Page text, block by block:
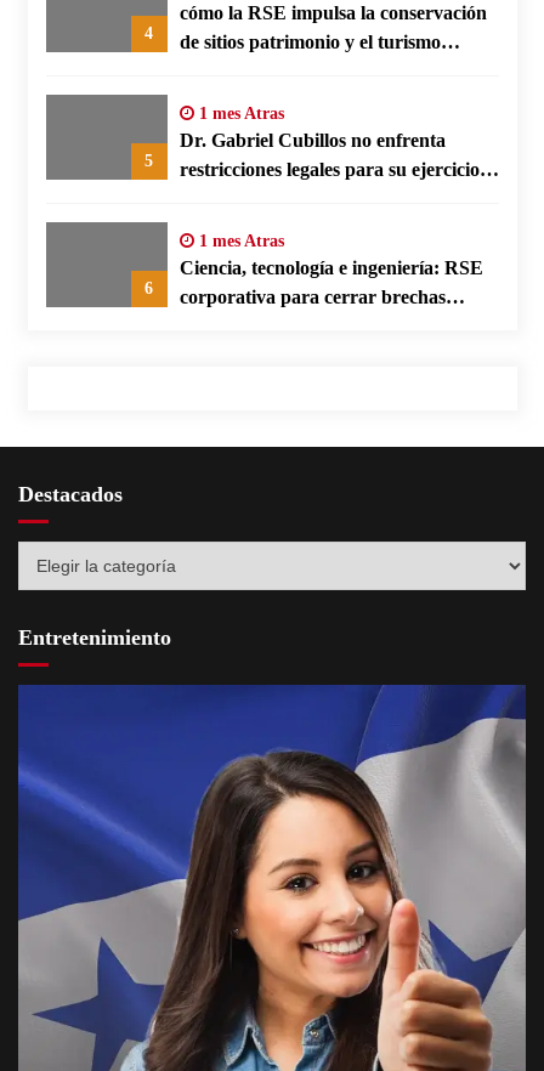
4
cómo la RSE impulsa la conservación
de sitios patrimonio y el turismo
5
1 mes Atras
Dr. Gabriel Cubillos no enfrenta
restricciones legales para su ejercicio,
6
1 mes Atras
Ciencia, tecnología e ingeniería: RSE
corporativa para cerrar brechas
Destacados
Entretenimiento